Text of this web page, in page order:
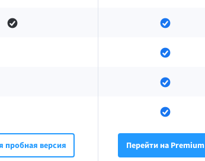
пробная версия Перейти на Premium